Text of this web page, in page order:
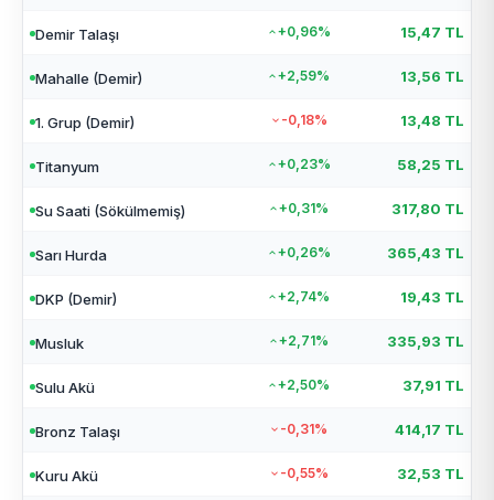
Demir Talaşı +0,96% 15,47 TL
Mahalle (Demir) +2,59% 13,56 TL
1. Grup (Demir) -0,18% 13,48 TL
Titanyum +0,23% 58,25 TL
Su Saati (Sökülmemiş) +0,31% 317,80 TL
Sarı Hurda +0,26% 365,43 TL
DKP (Demir) +2,74% 19,43 TL
Musluk +2,71% 335,93 TL
Sulu Akü +2,50% 37,91 TL
Bronz Talaşı -0,31% 414,17 TL
Kuru Akü -0,55% 32,53 TL